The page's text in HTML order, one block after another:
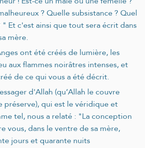
? Quelle subsistance ? Quel
Et c'est ainsi que tout sera écrit dans
mère.
ont été créés de lumière, les
aux flammes noirâtres intenses, et
de ce qui vous a été décrit.
d'Allah (qu’Allah le couvre
préserve), qui est le véridique et
tel, nous a relaté : "La conception
vous, dans le ventre de sa mère,
jours et quarante nuits